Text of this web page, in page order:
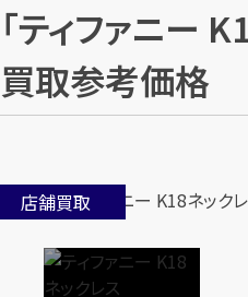
「ティファニー
買取参考価格
店舗買取